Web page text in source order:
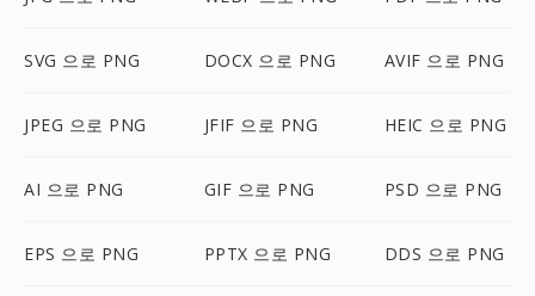
SVG 으로 PNG DOCX 으로 PNG AVIF 으로 PNG
JPEG 으로 PNG JFIF 으로 PNG HEIC 으로 PNG
AI 으로 PNG GIF 으로 PNG PSD 으로 PNG
EPS 으로 PNG PPTX 으로 PNG DDS 으로 PNG